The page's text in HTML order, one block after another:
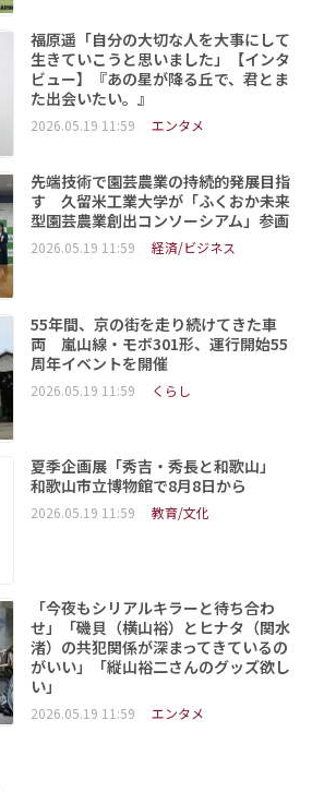
福原遥「自分の大切な人を大事にして
生きていこうと思いました」【インタ
ビュー】『あの星が降る丘で、君とま
た出会いたい。』
2026.05.19 11:59 エンタメ
先端技術で園芸農業の持続的発展目指
す 久留米工業大学が「ふくおか未来
型園芸農業創出コンソーシアム」参画
2026.05.19 11:59 経済/ビジネス
55年間、京の街を走り続けてきた車
両 嵐山線・モボ301形、運行開始55
周年イベントを開催
2026.05.19 11:59 くらし
夏季企画展「秀吉・秀長と和歌山」
和歌山市立博物館で8月8日から
2026.05.19 11:59 教育/文化
「今夜もシリアルキラーと待ち合わ
せ」「磯貝（横山裕）とヒナタ（関水
渚）の共犯関係が深まってきているの
がいい」「縦山裕二さんのグッズ欲し
い」
2026.05.19 11:59 エンタメ